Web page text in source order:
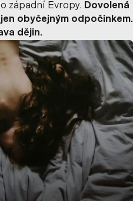
západní Evropy. Dovolená
obyčejným odpočinkem.
dějin.